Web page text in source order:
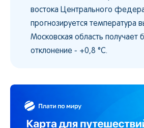
востока Центрального
прогнозируется температура
Московская область получает
отклонение - +0,8 °C.